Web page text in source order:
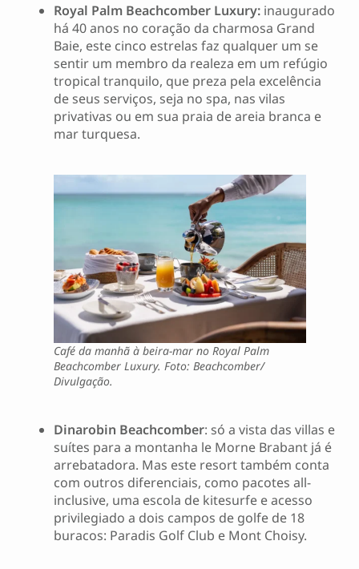
Royal Palm Beachcomber Luxury:inaugurado
há 40 anos no coração da charmosa Grand
Baie, este cinco estrelas faz qualquer um se
sentir um membro da realeza em um refúgio
tropical tranquilo, que preza pela excelência
de seus serviços, seja no spa, nas vilas
privativas ou em sua praia de areia branca e
mar turquesa.
Café da manhã à beira-mar no Royal Palm
Beachcomber Luxury. Foto: Beachcomber/
Divulgação.
Dinarobin Beachcomber: só a vista das villas e
suítes para a montanha le Morne Brabant já é
arrebatadora. Mas este resort também conta
com outros diferenciais, como pacotes all-
inclusive, uma escola de kitesurfe e acesso
privilegiado a dois campos de golfe de 18
buracos: Paradis Golf Club e Mont Choisy.